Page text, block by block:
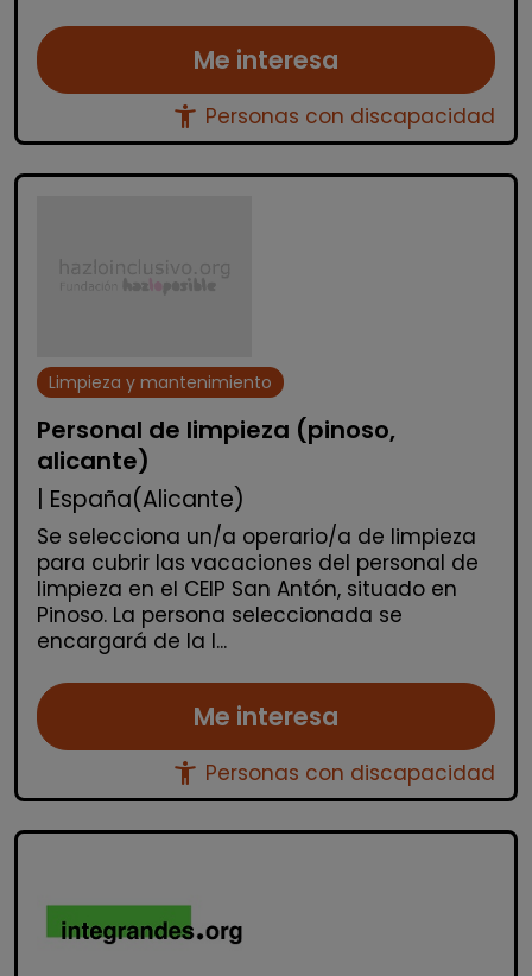
Me interesa
accessibility_new Personas con discapacidad
Limpieza y mantenimiento
Personal de limpieza (pinoso,
alicante)
| España(Alicante)
Se selecciona un/a operario/a de limpieza
para cubrir las vacaciones del personal de
limpieza en el CEIP San Antón, situado en
Pinoso. La persona seleccionada se
encargará de la l...
Me interesa
accessibility_new Personas con discapacidad